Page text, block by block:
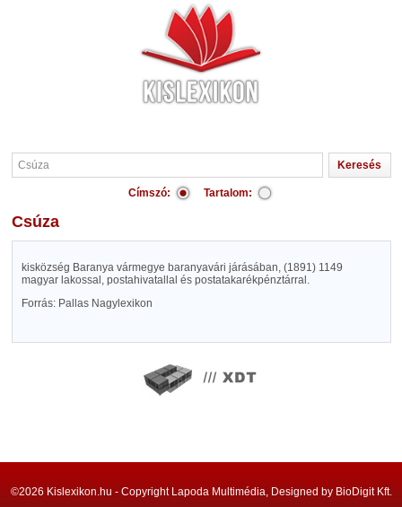
Címszó: Tartalom:
Csúza
kisközség Baranya vármegye baranyavári járásában, (1891) 1149
magyar lakossal, postahivatallal és postatakarékpénztárral.
Forrás: Pallas Nagylexikon
©2026 Kislexikon.hu - Copyright Lapoda Multimédia, Designed by BioDigit Kft.